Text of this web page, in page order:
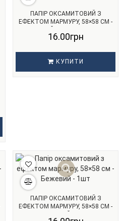
ПАПІР ОКСАМИТОВИЙ З
ЕФЕКТОМ МАРМУРУ, 58×58 СМ -
16.00грн
КУПИТИ
ПАПІР ОКСАМИТОВИЙ З
ЕФЕКТОМ МАРМУРУ, 58×58 СМ -